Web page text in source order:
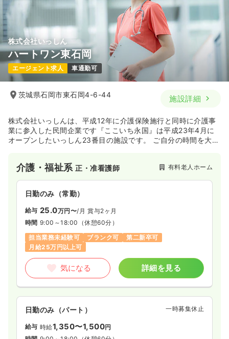
株式会社いっしん
ハートワン東石岡
エージェント求人 車通勤可
茨城県石岡市東石岡4-6-44 施設詳細
株式会社いっしんは、平成12年に介護保険施行と同時に介護事
業に参入した民間企業です『ここいち永国』は平成23年4月に
オープンしたいっしん23番目の施設です。 ご自分の時間を大切
ごすことができます。 笑顔あふれる『ここいち永国』にぜひ遊
びに来て下さい！
介護・福祉系正・准看護師 有料老人ホーム
日勤のみ（常勤）
給与 25.0万円〜/月 賞与2ヶ月
時間 9:00～18:00 （休憩60分）
担当業務未経験可
ブランク可
第二新卒可
月給25万円以上可
気になる 詳細を見る
日勤のみ（パート） 一時募集休止
給与 時給1,350〜1,500円